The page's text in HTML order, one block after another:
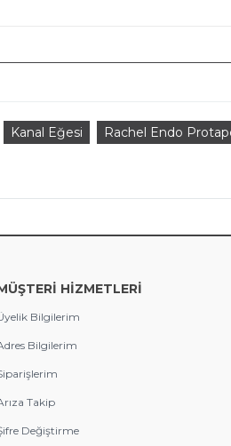
Kanal Eğesi Rachel Endo
HİZMETLERİ
Bilgilerim
Bilgilerim
Takip
Değiştirme